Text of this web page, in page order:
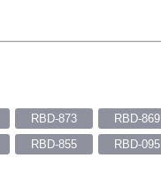
RBD-873
RBD-869
RBD-855
RBD-095